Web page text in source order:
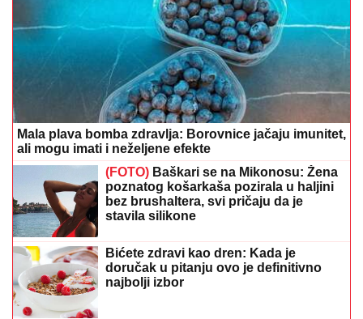
Mala plava bomba zdravlja: Borovnice jačaju imunitet,
ali mogu imati i neželjene efekte
(FOTO) Baškari se na Mikonosu: Žena
poznatog košarkaša pozirala u haljini
bez brushaltera, svi pričaju da je
stavila silikone
Bićete zdravi kao dren: Kada je
doručak u pitanju ovo je definitivno
najbolji izbor